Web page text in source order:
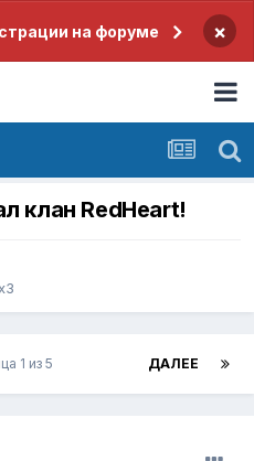
на форуме ×
клан RedHeart!
ДАЛЕЕ
1 из 5